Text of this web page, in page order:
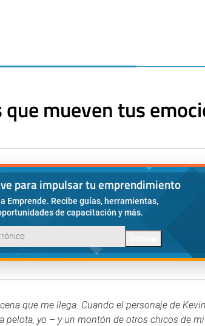
mueven tus
para impulsar tu emprendimiento
Emprende. Recibe guías, herramientas,
de capacitación y más.
que me llega. Cuando el personaje de Kevin
pelota, yo – y un montón de otros chicos de mi